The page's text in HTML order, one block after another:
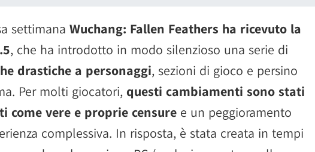
settimana Wuchang: Fallen Feathers ha ricevuto la
, che ha introdotto in modo silenzioso una serie di
drastiche a personaggi, sezioni di gioco e persino
Per molti giocatori, questi cambiamenti sono stati
come vere e proprie censure e un peggioramento
complessiva. In risposta, è stata creata in tempi